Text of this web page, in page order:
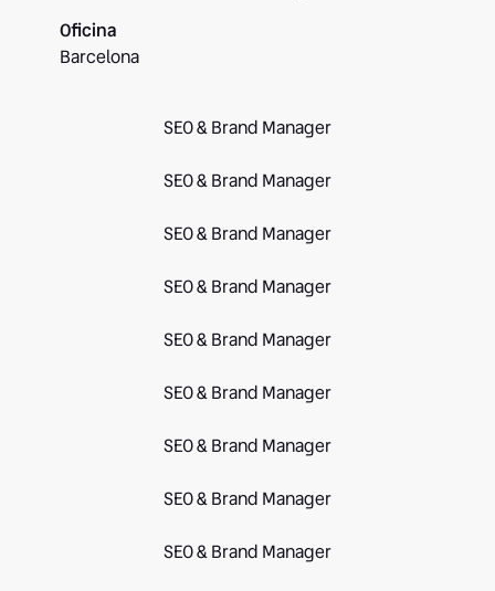
SEO & Brand Manager
SEO & Brand Manager
SEO & Brand Manager
SEO & Brand Manager
SEO & Brand Manager
SEO & Brand Manager
SEO & Brand Manager
SEO & Brand Manager
SEO & Brand Manager
Oficina
Barcelona